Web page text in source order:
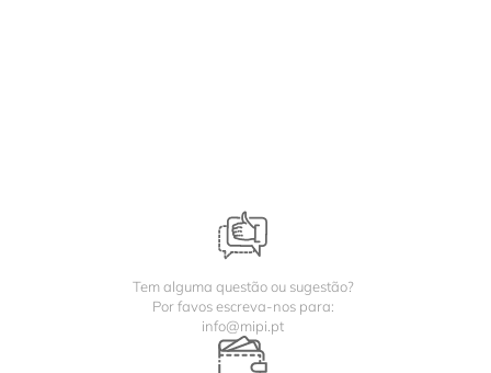
Tem alguma questão ou sugestão?
Por favos escreva-nos para:
info@mipi.pt